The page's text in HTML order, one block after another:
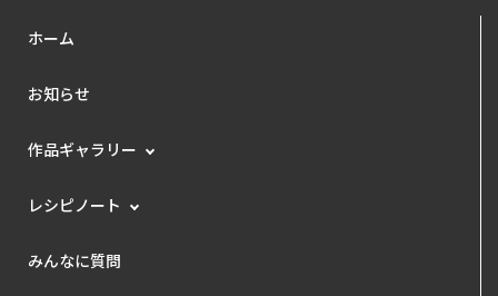
ホーム
お知らせ
作品ギャラリー
レシピノート
みんなに質問